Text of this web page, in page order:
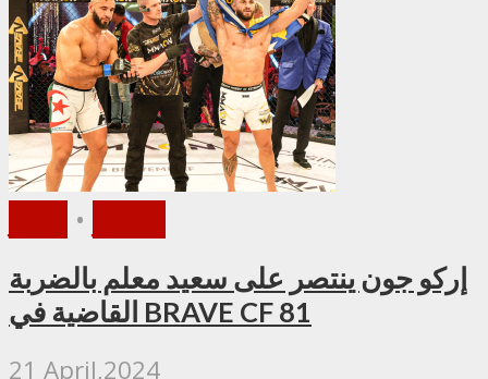
•
إركو جون ينتصر على سعيد معلم بالضربة
القاضية في BRAVE CF 81
21 April,2024